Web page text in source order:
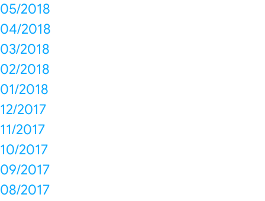
05/2018
04/2018
03/2018
02/2018
01/2018
12/2017
11/2017
10/2017
09/2017
08/2017